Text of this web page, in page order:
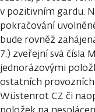
v pozitivním gardu.
pokračování
bude rovněž
7.) zveřejní svá čísla
jednorázovými
ostatních provozních
Wüstenrot CZ či